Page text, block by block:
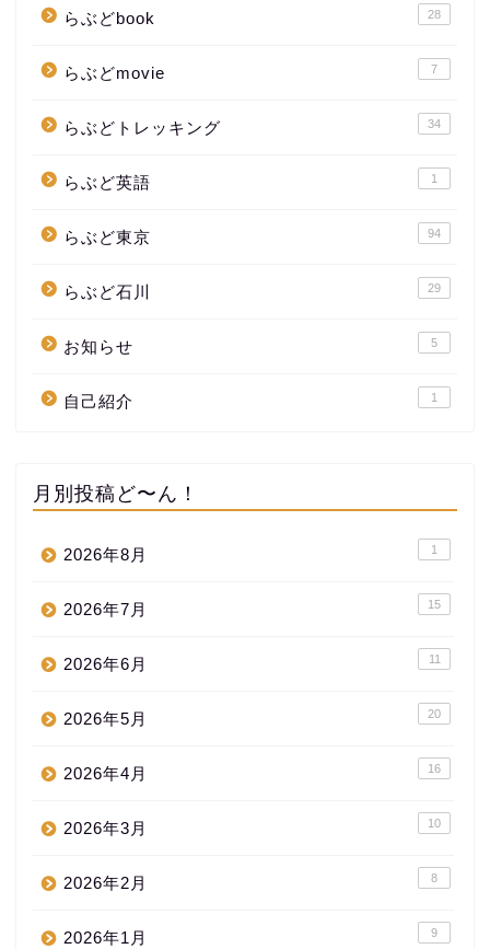
らぶどbook 28
らぶどmovie 7
らぶどトレッキング 34
らぶど英語 1
らぶど東京 94
らぶど石川 29
お知らせ 5
自己紹介 1
月別投稿ど〜ん！
2026年8月 1
2026年7月 15
2026年6月 11
2026年5月 20
2026年4月 16
2026年3月 10
2026年2月 8
2026年1月 9